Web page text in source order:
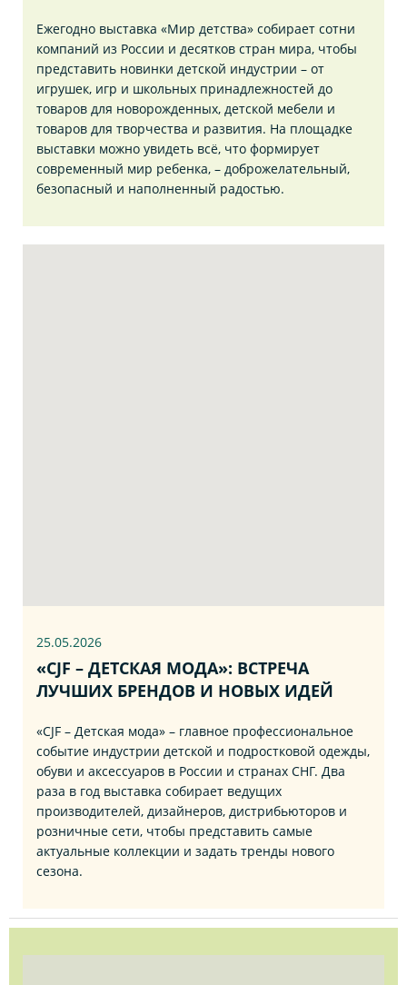
Ежегодно выставка «Мир детства» собирает сотни
компаний из России и десятков стран мира, чтобы
представить новинки детской индустрии – от
игрушек, игр и школьных принадлежностей до
товаров для новорожденных, детской мебели и
товаров для творчества и развития. На площадке
выставки можно увидеть всё, что формирует
современный мир ребенка, – доброжелательный,
безопасный и наполненный радостью.
25.05.2026
«CJF – ДЕТСКАЯ МОДА»: ВСТРЕЧА
ЛУЧШИХ БРЕНДОВ И НОВЫХ ИДЕЙ
«CJF – Детская мода» – главное профессиональное
событие индустрии детской и подростковой одежды,
обуви и аксессуаров в России и странах СНГ. Два
раза в год выставка собирает ведущих
производителей, дизайнеров, дистрибьюторов и
розничные сети, чтобы представить самые
актуальные коллекции и задать тренды нового
сезона.